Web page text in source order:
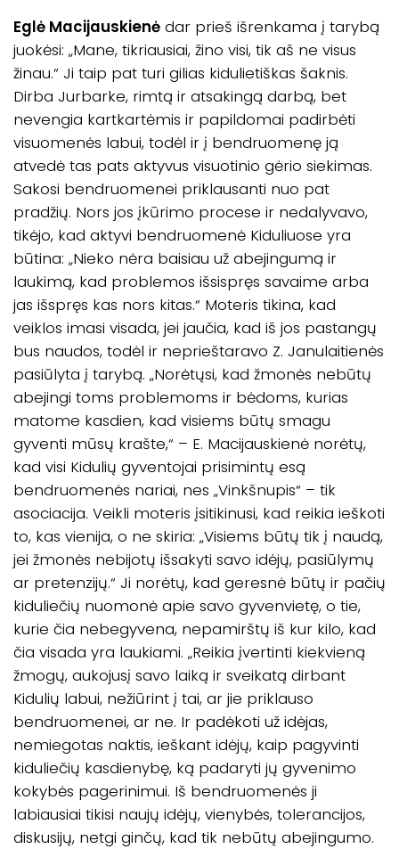
Eglė Macijauskienė dar prieš išrenkama į tarybą
juokėsi: „Mane, tikriausiai, žino visi, tik aš ne visus
žinau.“ Ji taip pat turi gilias kidulietiškas šaknis.
Dirba Jurbarke, rimtą ir atsakingą darbą, bet
nevengia kartkartėmis ir papildomai padirbėti
visuomenės labui, todėl ir į bendruomenę ją
atvedė tas pats aktyvus visuotinio gėrio siekimas.
Sakosi bendruomenei priklausanti nuo pat
pradžių. Nors jos įkūrimo procese ir nedalyvavo,
tikėjo, kad aktyvi bendruomenė Kiduliuose yra
būtina: „Nieko nėra baisiau už abejingumą ir
laukimą, kad problemos išsispręs savaime arba
jas išspręs kas nors kitas.“ Moteris tikina, kad
veiklos imasi visada, jei jaučia, kad iš jos pastangų
bus naudos, todėl ir neprieštaravo Z. Janulaitienės
pasiūlyta į tarybą. „Norėtųsi, kad žmonės nebūtų
abejingi toms problemoms ir bėdoms, kurias
matome kasdien, kad visiems būtų smagu
gyventi mūsų krašte,“ – E. Macijauskienė norėtų,
kad visi Kidulių gyventojai prisimintų esą
bendruomenės nariai, nes „Vinkšnupis“ – tik
asociacija. Veikli moteris įsitikinusi, kad reikia ieškoti
to, kas vienija, o ne skiria: „Visiems būtų tik į naudą,
jei žmonės nebijotų išsakyti savo idėjų, pasiūlymų
ar pretenzijų.“ Ji norėtų, kad geresnė būtų ir pačių
kiduliečių nuomonė apie savo gyvenvietę, o tie,
kurie čia nebegyvena, nepamirštų iš kur kilo, kad
čia visada yra laukiami. „Reikia įvertinti kiekvieną
žmogų, aukojusį savo laiką ir sveikatą dirbant
Kidulių labui, nežiūrint į tai, ar jie priklauso
bendruomenei, ar ne. Ir padėkoti už idėjas,
nemiegotas naktis, ieškant idėjų, kaip pagyvinti
kiduliečių kasdienybę, ką padaryti jų gyvenimo
kokybės pagerinimui. Iš bendruomenės ji
labiausiai tikisi naujų idėjų, vienybės, tolerancijos,
diskusijų, netgi ginčų, kad tik nebūtų abejingumo.